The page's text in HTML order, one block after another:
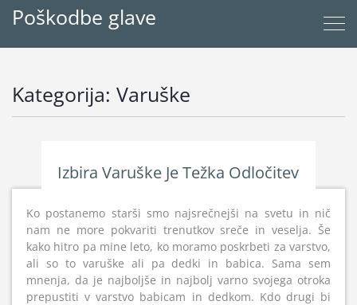
Poškodbe glave
Kategorija: Varuške
Izbira Varuške Je Težka Odločitev
Ko postanemo starši smo najsrečnejši na svetu in nič
nam ne more pokvariti trenutkov sreče in veselja. Še
kako hitro pa mine leto, ko moramo poskrbeti za varstvo,
ali so to varuške ali pa dedki in babica. Sama sem
mnenja, da je najboljše in najbolj varno svojega otroka
prepustiti v varstvo babicam in dedkom. Kdo drugi bi